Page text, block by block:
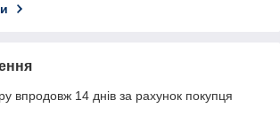
впродовж 14 днів за рахунок покупця